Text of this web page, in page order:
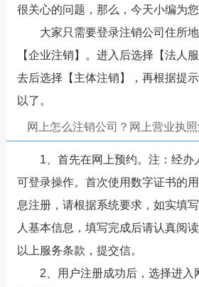
很关心的问题，那么，今天小编为您
大家只需要登录注销公司住所
【企业注销】。进入后选择【法人
去后选择【主体注销】，再根据提
以了。
网上怎么注销公司？网上营业执
1、首先在网上预约。注：经办
可登录操作。首次使用数字证书的
息注册，请根据系统要求，如实填
人基本信息，填写完成后请认真阅
以上服务条款，提交信。
2、用户注册成功后，选择进入